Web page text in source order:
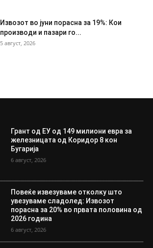
Извозот во јуни порасна за 19%: Кои
производи и пазари го...
5 август, 2026
Грант од ЕУ од 149 милиони евра за
железницата од Коридор 8 кон
Бугарија
6 август, 2026
Повеќе извезуваме отколку што
увезуваме сладолед: Извозот
порасна за 20% во првата половина од
2026 година
6 август, 2026